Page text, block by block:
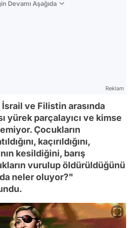
Devamı Aşağıda
Reklam
ve Filistin arasında
yürek parçalayıcı ve kimse
Çocukların
kaçırıldığını,
kesildiğini, barış
vurulup öldürüldüğünü
neler oluyor?"